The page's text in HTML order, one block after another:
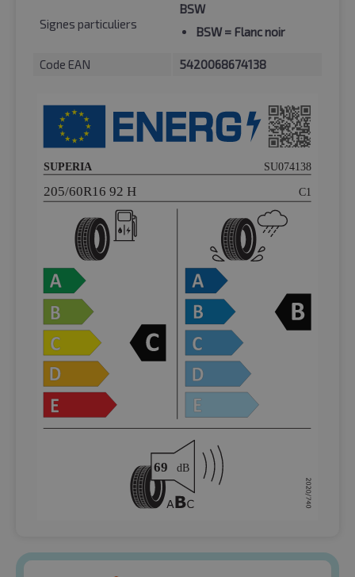
Signes particuliers
BSW
BSW = Flanc noir
Code EAN 5420068674138